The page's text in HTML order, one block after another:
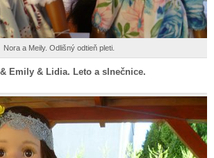
Nora a Meily. Odlišný odtieň pleti.
& Emily & Lidia. Leto a slnečnice.